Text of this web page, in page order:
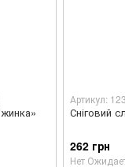
Артикул:
Сніговий
262 грн
Нет